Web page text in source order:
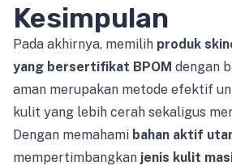
Kesimpulan
Pada akhirnya, memilih produk
yang bersertifikat BPOM dengan
aman merupakan metode efektif
kulit yang lebih cerah sekaligus
Dengan memahami bahan aktif
mempertimbangkan jenis kulit